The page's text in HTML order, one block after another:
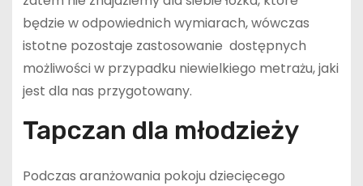
będzie w odpowiednich wymiarach, wówczas
istotne pozostaje zastosowanie dostępnych
możliwości w przypadku niewielkiego metrażu, jaki
jest dla nas przygotowany.
Tapczan dla młodzieży
Podczas aranżowania pokoju dziecięcego